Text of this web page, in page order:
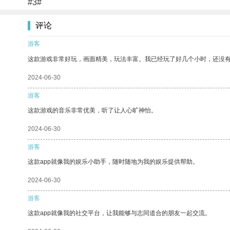
#3#
评论
游客
这款游戏非常好玩，画面精美，玩法丰富。我已经玩了好几个小时，还没
2024-06-30
游客
这款游戏的音乐非常优美，听了让人心旷神怡。
2024-06-30
游客
这款app就像我的娱乐小助手，随时随地为我的娱乐提供帮助。
2024-06-30
游客
这款app就像我的社交平台，让我能够与志同道合的朋友一起交流。